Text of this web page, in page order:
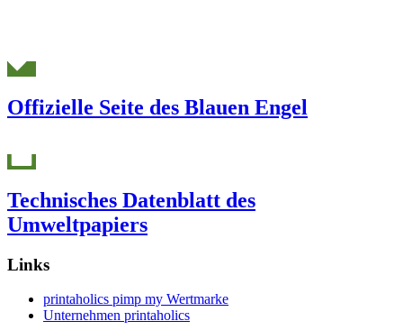
Offizielle Seite des Blauen Engel
Technisches Datenblatt des
Umweltpapiers
Links
printaholics pimp my Wertmarke
Unternehmen printaholics